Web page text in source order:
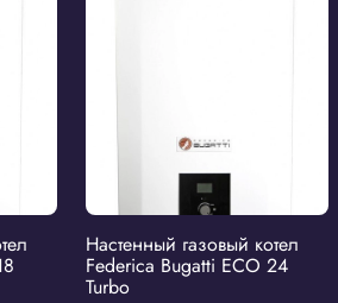
Настенный газовый котел
Federica Bugatti ECO 24
Turbo